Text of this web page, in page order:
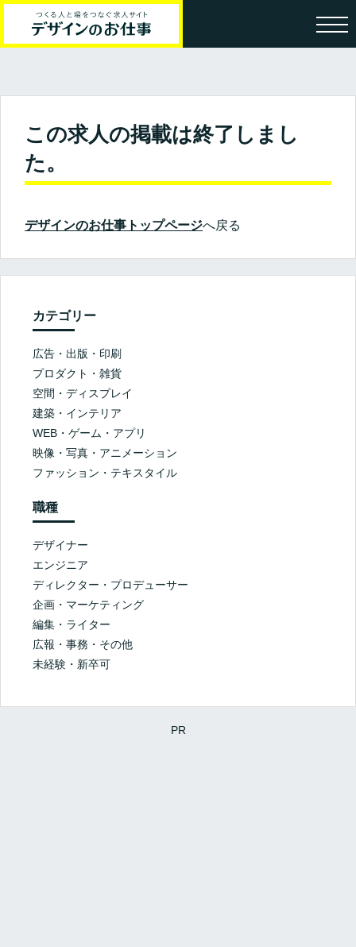
この求人の掲載は終了しまし
た。
デザインのお仕事トップページへ戻る
カテゴリー
広告・出版・印刷
プロダクト・雑貨
空間・ディスプレイ
建築・インテリア
WEB・ゲーム・アプリ
映像・写真・アニメーション
ファッション・テキスタイル
職種
デザイナー
エンジニア
ディレクター・プロデューサー
企画・マーケティング
編集・ライター
広報・事務・その他
未経験・新卒可
PR